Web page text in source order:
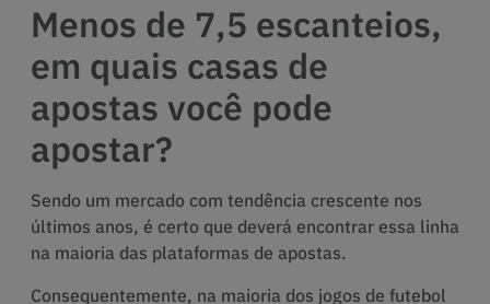
Menos de 7,5 escanteios,
em quais casas de
apostas você pode
apostar?
Sendo um mercado com tendência crescente nos
últimos anos, é certo que deverá encontrar essa linha
na maioria das plataformas de apostas.
Consequentemente, na maioria dos jogos de futebol